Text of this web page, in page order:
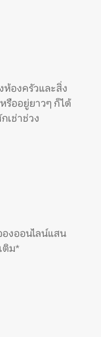
ห้องครัวและสิ่ง
รืออยู่ยาวๆ ก็ได้
เช่าช่วง
องออนไลน์แสน
ติม*